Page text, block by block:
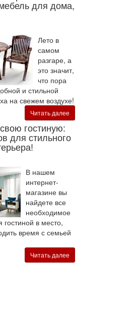
для дома,
Лето в
самом
разгаре, а
это значит,
что пора
и стильной
на свежем воздухе!
Читать далее
гостиную:
для стильного
В нашем
интернет-
магазине вы
найдете все
необходимое
в место,
время с семьей
Читать далее